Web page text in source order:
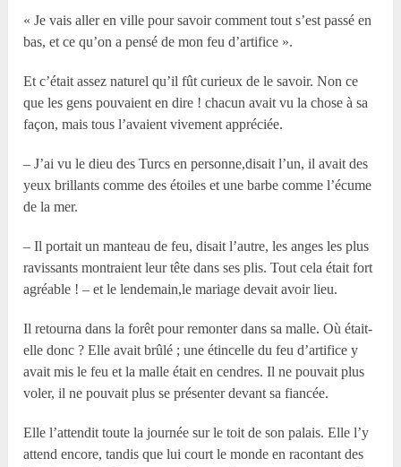
« Je vais aller en ville pour savoir comment tout s’est passé en
bas, et ce qu’on a pensé de mon feu d’artifice ».
Et c’était assez naturel qu’il fût curieux de le savoir. Non ce
que les gens pouvaient en dire ! chacun avait vu la chose à sa
façon, mais tous l’avaient vivement appréciée.
– J’ai vu le dieu des Turcs en personne,disait l’un, il avait des
yeux brillants comme des étoiles et une barbe comme l’écume
de la mer.
– Il portait un manteau de feu, disait l’autre, les anges les plus
ravissants montraient leur tête dans ses plis. Tout cela était fort
agréable ! – et le lendemain,le mariage devait avoir lieu.
Il retourna dans la forêt pour remonter dans sa malle. Où était-
elle donc ? Elle avait brûlé ; une étincelle du feu d’artifice y
avait mis le feu et la malle était en cendres. Il ne pouvait plus
voler, il ne pouvait plus se présenter devant sa fiancée.
Elle l’attendit toute la journée sur le toit de son palais. Elle l’y
attend encore, tandis que lui court le monde en racontant des